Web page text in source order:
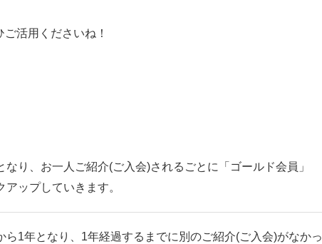
活用くださいね！
り、お一人ご紹介(ご入会)されるごとに「ゴールド会員」
ップしていきます。
1年となり、1年経過するまでに別のご紹介(ご入会)がなかっ